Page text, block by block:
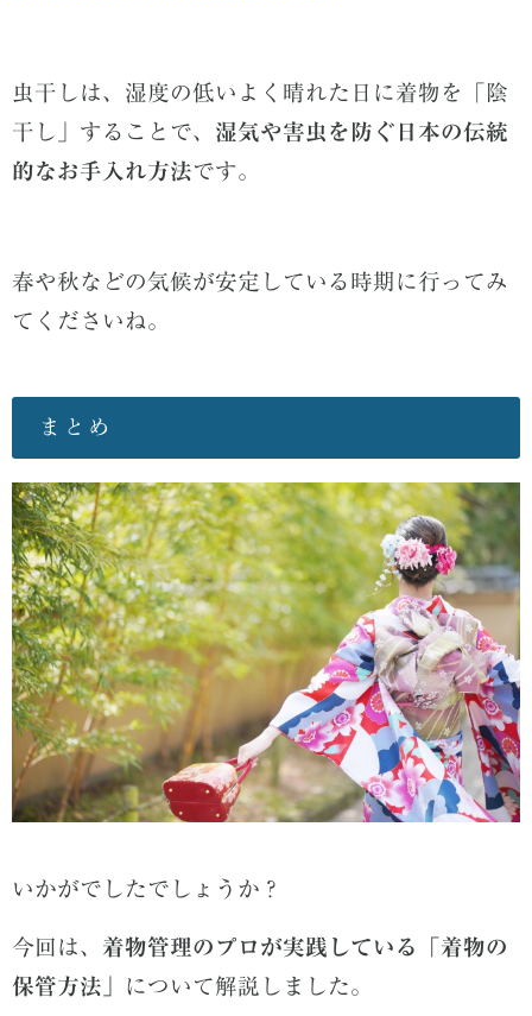
虫干しは、湿度の低いよく晴れた日に着物を「陰
干し」することで、 湿気や害虫を防ぐ日本の伝統
的なお手入れ方法です。
春や秋などの気候が安定している時期に行ってみ
てくださいね。
まとめ
いかがでしたでしょうか？
今回は、 着物管理のプロが実践している「着物の
保管方法」
について解説しました。